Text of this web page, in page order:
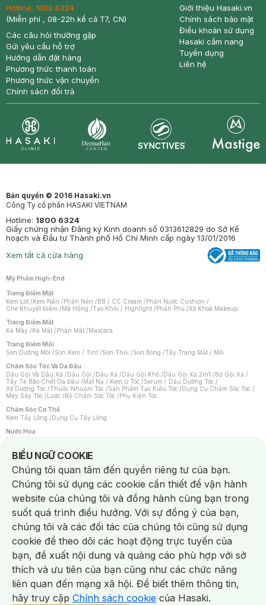
NowFree 2H Giao Nhanh Miễn Phí 2H Xem chi tiết
Hotline: 1800 6324
(Miễn phí , 08-22h kể cả T7, CN)
Các câu hỏi thường gặp
Gửi yêu cầu hỗ trợ
Hướng dẫn đặt hàng
Phương thức thanh toán
Phương thức vận chuyển
Chính sách đổi trả
Giới thiệu Hasaki.vn
Chính sách bảo mật
Điều khoản sử dụng
Hasaki cẩm nang
Tuyển dụng
Liên hệ
Bản quyền © 2016 Hasaki.vn
Công Ty cổ phần HASAKI VIETNAM
Hotline: 1800 6324
Giấy chứng nhận Đăng ký Kinh doanh số 0313612829 do Sở Kế
hoạch và Đầu tư Thành phố Hồ Chí Minh cấp ngày 13/01/2016
Xem tất cả cửa hàng
Mỹ Phẩm High-End
Trang Điểm Mặt
Kem Lót /Kem Nền /Phấn Nền /BB / CC Cream /Phấn Nước Cushion /
Che Khuyết Điểm /Má Hồng /Tạo Khối / Highlight /Phấn Phủ /Xịt Khoá Makeup
Trang Điểm Mắt
Kẻ Mày /Kẻ Mắt /Phấn Mắt /Mascara
Trang Điểm Môi
Son Dưỡng Môi /Son Kem / Tint /Son Thỏi /Son Bóng /Tẩy Trang Mắt / Môi
Chăm Sóc Tóc Và Da Đầu
Dầu Gội Và Dầu Xả /Dầu Gội /Dầu Xả /Dầu Gội Khô /Dầu Gội Xả 2in1 /Bộ Gội Xả /
Tẩy Tế Bào Chết Da Đầu /Mặt Nạ / Kem Ủ Tóc /Serum / Dầu Dưỡng Tóc /
Xịt Dưỡng Tóc /Thuốc Nhuộm Tóc /Sản Phẩm Tạo Kiểu Tóc /Dụng Cụ Chăm Sóc Tóc /
Máy Sấy Tóc /Lược /Bộ Chăm Sóc Tóc /Phụ Kiện Tóc
Chăm Sóc Cơ Thể
Kem Tẩy Lông /Dụng Cụ Tẩy Lông
Nước Hoa
Nước Hoa Nữ
Chăm Sóc Cá Nhân
Chống Muỗi /Khẩu Trang /Máy Massage/Mặt Nạ Xông Hơi /Nước Rửa Tay/
Sản Phẩm Chăm Sóc Khác /Bàn Chải Đánh Răng /Bàn Chải Điện/
Hỗ Trợ Trắng Răng/Kem Đánh Răng /Máy Tăm Nước/ Nước Súc Miệng/
Tăm / Chỉ Nha Khoa/ Xịt Thơm Miệng / Dung Dịch Vệ Sinh/Dưỡng Vùng Kín/
Khăn Ướt Vệ Sinh Vùng Kín/Băng Vệ Sinh/Tampon/Bọt Cạo Râu /Dao Cạo Râu/
Máy Cạo Râu
Vấn Đề Về Da
Da Dầu / Lỗ Chân Lông To/ Da Khô / Mất Nước/ Da Lão Hóa/ Da Mụn/
Da Nhạy Cảm / Kích Ứng
Da Xỉn Màu Thâm / Nám / Tàn Nhang
Quầng Thâm & Bọng Mắt /Sẹo /Viêm Da Cơ Địa
Dụng Cụ / Phụ Kiện Chăm Sóc Da
Bông Tẩy Trang
Khăn Lau Mặt Khô Dụng Cụ / Máy Rửa Mặt Máy Chăm Sóc Da
Dụng Cụ Chăm Sóc Khác
BIỂU NGỮ COOKIE
Notice about cookies usage
Chúng tôi quan tâm đến quyền riêng tư của bạn.
Chúng tôi sử dụng các cookie cần thiết để vận hành
website của chúng tôi và đồng hành cùng bạn trong
suốt quá trình điều hướng. Với sự đồng ý của bạn,
chúng tôi và các đối tác của chúng tôi cũng sử dụng
cookie để theo dõi các hoạt động trực tuyến của
bạn, đề xuất nội dung và quảng cáo phù hợp với sở
thích và ưu tiên của bạn cũng như các chức năng
liên quan đến mạng xã hội. Để biết thêm thông tin,
hãy truy cập Chính sách cookie của Hasaki.